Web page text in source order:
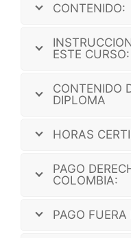
CONTENIDO:
ESTE CURSO:
CONTENIDO
DIPLOMA
HORAS
PAGO
COLOMBIA:
PAGO